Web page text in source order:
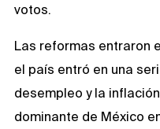
votos.
Las reformas entraron
el país entró en una
desempleo y la
dominante de México